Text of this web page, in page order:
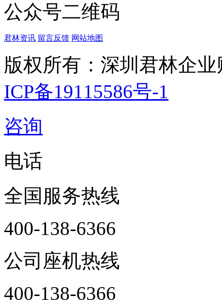
公众号二维码
君林资讯 留言反馈 网站地图
版权所有：深圳君林企
ICP备19115586号-1
咨询
电话
全国服务热线
400-138-6366
公司座机热线
400-138-6366